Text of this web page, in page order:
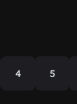
4 5